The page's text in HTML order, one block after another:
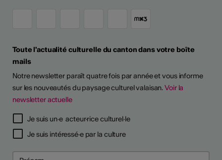
D'ARTISTES
Toute l'actualité culturelle du canton dans votre boîte
mails
Notre newsletter paraît quatre fois par année et vous informe
sur les nouveautés du paysage culturel valaisan.Voir la
newsletter actuelle
Je suis un·e acteur·rice culturel·le
Je suis intéressé·e par la culture